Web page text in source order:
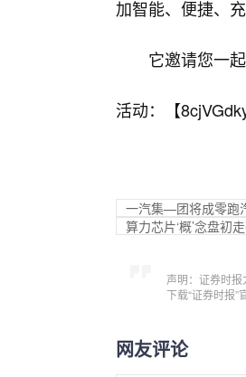
加智能、便捷、
它邀请您一
活动：【
一汽集—团将成零跑
算力芯片‘概’念盘初
声明：证券时
下载“证券时报
网友评论